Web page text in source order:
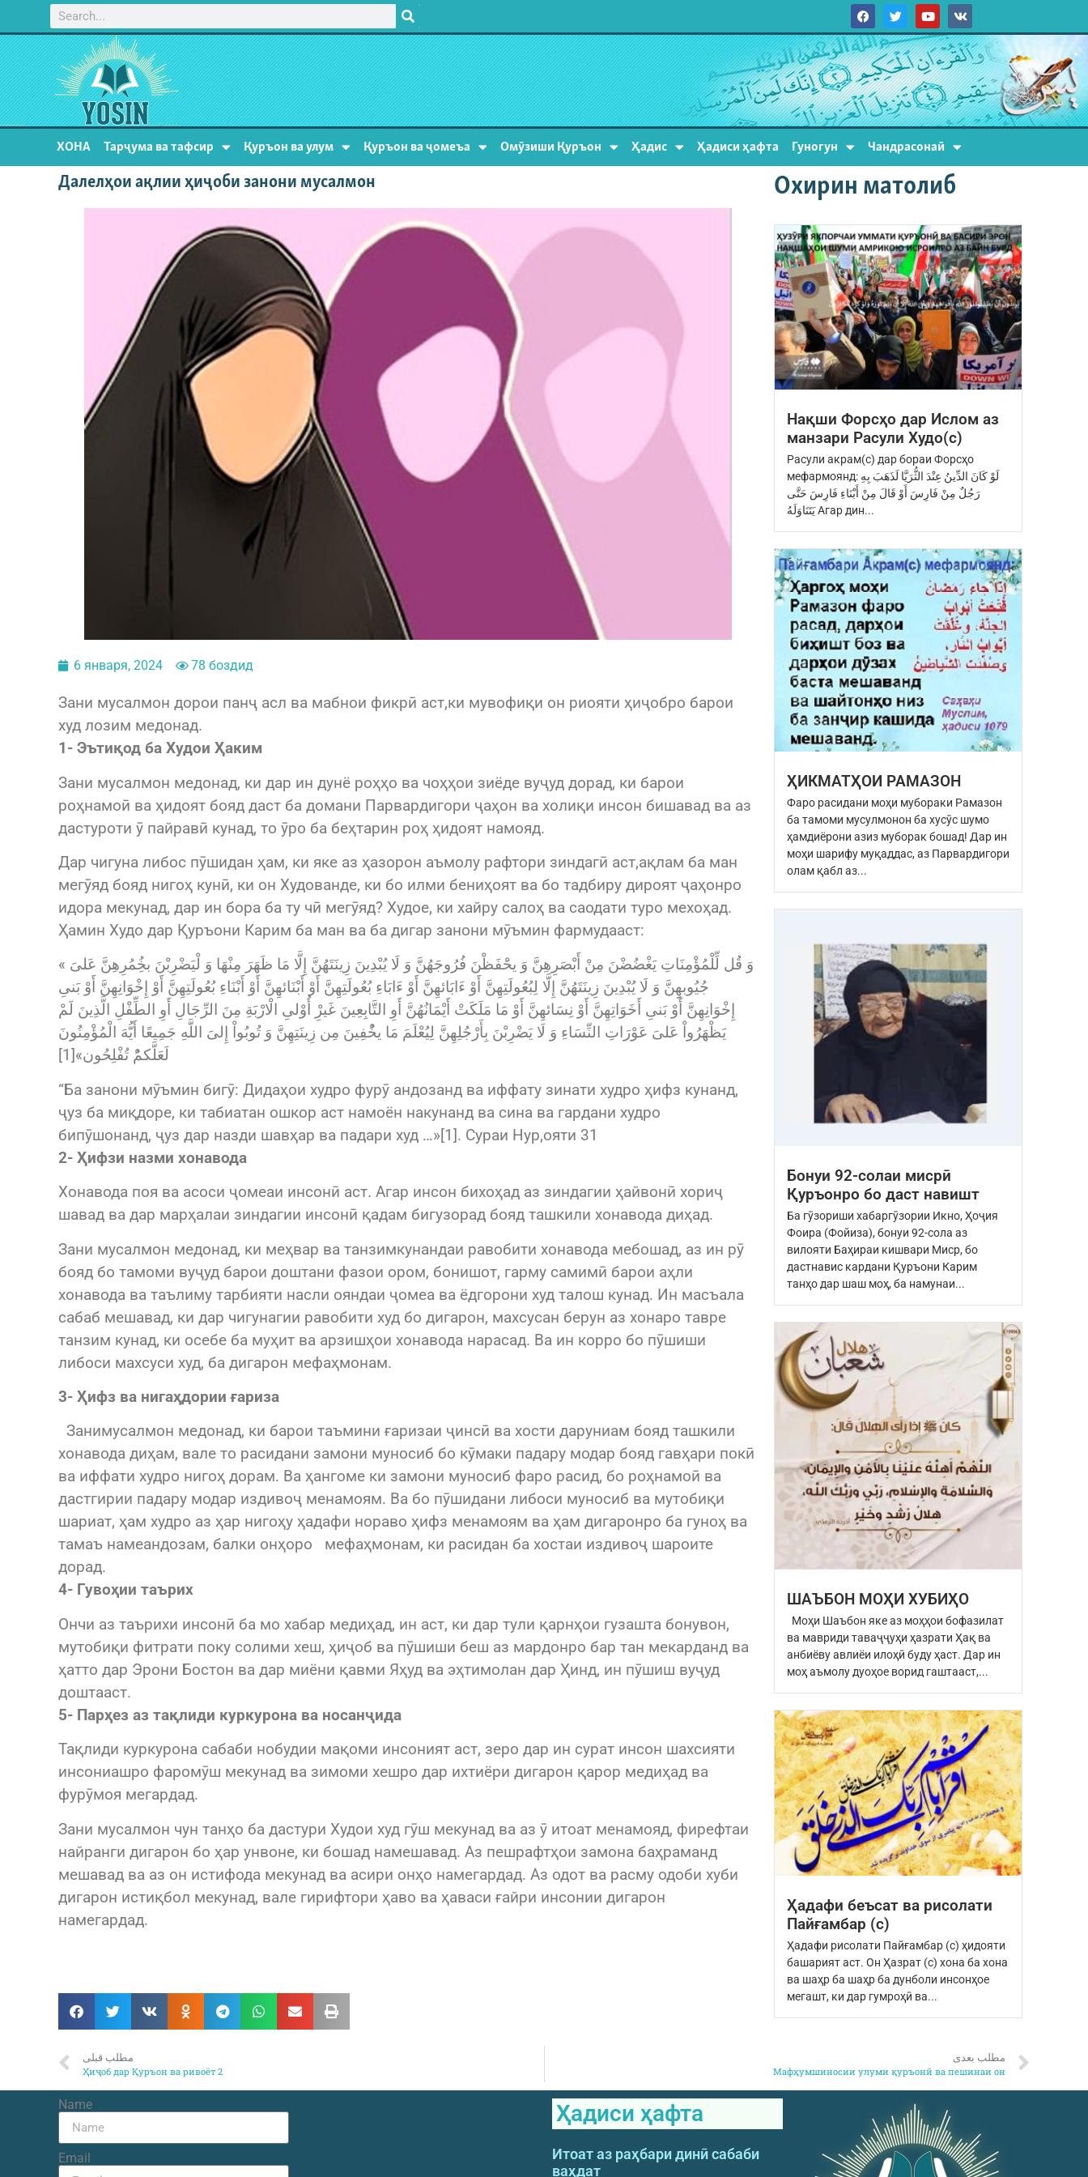
ХОНА Тарҷума ва тафсир Қуръон ва улум Қуръон ва ҷомеъа Омӯзиши Қуръон Ҳадис Ҳадиси ҳафта Гуногун Чандрасонаӣ
Далелҳои ақлии ҳиҷоби занони мусалмон
6 января, 2024 78 боздид
Зани мусалмон дорои панҷ асл ва мабнои фикрӣ аст,ки мувофиқи он риояти ҳиҷобро барои
худ лозим медонад.
1- Эътиқод ба Худои Ҳаким
Зани мусалмон медонад, ки дар ин дунё роҳҳо ва чоҳҳои зиёде вуҷуд дорад, ки барои
роҳнамоӣ ва ҳидоят бояд даст ба домани Парвардигори ҷаҳон ва холиқи инсон бишавад ва аз
дастуроти ӯ пайравӣ кунад, то ӯро ба беҳтарин роҳ ҳидоят намояд.
Дар чигуна либос пӯшидан ҳам, ки яке аз ҳазорон аъмолу рафтори зиндагӣ аст,ақлам ба ман
мегӯяд бояд нигоҳ кунӣ, ки он Худованде, ки бо илми бениҳоят ва бо тадбиру дироят ҷаҳонро
идора мекунад, дар ин бора ба ту чӣ мегӯяд? Худое, ки хайру салоҳ ва саодати туро мехоҳад.
Ҳамин Худо дар Қуръони Карим ба ман ва ба дигар занони мӯъмин фармудааст:
« وَ قُل لِّلْمُؤْمِنَاتِ يَغْضُضْنَ مِنْ أَبْصَرِهِنَّ وَ يحَْفَظْنَ فُرُوجَهُنَّ وَ لَا يُبْدِينَ زِينَتَهُنَّ إِلَّا مَا ظَهَرَ مِنْهَا وَ لْيَضْرِبْنَ بخُِمُرِهِنَّ عَلىَ‏
جُيُوبهِِنَّ وَ لَا يُبْدِينَ زِينَتَهُنَّ إِلَّا لِبُعُولَتِهِنَّ أَوْ ءَابَائهِنَّ أَوْ ءَابَاءِ بُعُولَتِهِنَّ أَوْ أَبْنَائهِنَّ أَوْ أَبْنَاءِ بُعُولَتِهِنَّ أَوْ إِخْوَانِهِنَّ أَوْ بَنىِ
إِخْوَانِهِنَّ أَوْ بَنىِ أَخَوَاتِهِنَّ أَوْ نِسَائهِنَّ أَوْ مَا مَلَكَتْ أَيْمَانُهُنَّ أَوِ التَّابِعِينَ غَيرِْ أُوْلىِ الْارْبَةِ مِنَ الرِّجَالِ أَوِ الطِّفْلِ الَّذِينَ لَمْ
يَظْهَرُواْ عَلىَ‏ عَوْرَاتِ النِّسَاءِ وَ لَا يَضْرِبْنَ بِأَرْجُلِهِنَّ لِيُعْلَمَ مَا يخُْفِينَ مِن زِينَتِهِنَّ وَ تُوبُواْ إِلىَ اللَّهِ جَمِيعًا أَيُّهَ الْمُؤْمِنُونَ
لَعَلَّكمُ‏ْ تُفْلِحُون»[1]
“Ба занони мӯъмин бигӯ: Дидаҳои худро фурӯ андозанд ва иффату зинати худро ҳифз кунанд,
ҷуз ба миқдоре, ки табиатан ошкор аст намоён накунанд ва сина ва гардани худро
бипӯшонанд, ҷуз дар назди шавҳар ва падари худ …»[1]. Сураи Нур,ояти 31
2- Ҳифзи назми хонавода
Хонавода поя ва асоси ҷомеаи инсонӣ аст. Агар инсон бихоҳад аз зиндагии ҳайвонӣ хориҷ
шавад ва дар марҳалаи зиндагии инсонӣ қадам бигузорад бояд ташкили хонавода диҳад.
Зани мусалмон медонад, ки меҳвар ва танзимкунандаи равобити хонавода мебошад, аз ин рӯ
бояд бо тамоми вуҷуд барои доштани фазои ором, бонишот, гарму самимӣ барои аҳли
хонавода ва таълиму тарбияти насли ояндаи ҷомеа ва ёдгорони худ талош кунад. Ин масъала
сабаб мешавад, ки дар чигунагии равобити худ бо дигарон, махсусан берун аз хонаро тавре
танзим кунад, ки осебе ба муҳит ва арзишҳои хонавода нарасад. Ва ин корро бо пӯшиши
либоси махсуси худ, ба дигарон мефаҳмонам.
3- Ҳифз ва нигаҳдории ғариза
Занимусалмон медонад, ки барои таъмини ғаризаи ҷинсӣ ва хости даруниам бояд ташкили
хонавода диҳам, вале то расидани замони муносиб бо кӯмаки падару модар бояд гавҳари покӣ
ва иффати худро нигоҳ дорам. Ва ҳангоме ки замони муносиб фаро расид, бо роҳнамоӣ ва
дастгирии падару модар издивоҷ менамоям. Ва бо пӯшидани либоси муносиб ва мутобиқи
шариат, ҳам худро аз ҳар нигоҳу ҳадафи нораво ҳифз менамоям ва ҳам дигаронро ба гуноҳ ва
тамаъ намеандозам, балки онҳоро мефаҳмонам, ки расидан ба хостаи издивоҷ шароите
дорад.
4- Гувоҳии таърих
Ончи аз таърихи инсонӣ ба мо хабар медиҳад, ин аст, ки дар тули қарнҳои гузашта бонувон,
мутобиқи фитрати поку солими хеш, ҳиҷоб ва пӯшиши беш аз мардонро бар тан мекарданд ва
ҳатто дар Эрони Бостон ва дар миёни қавми Яҳуд ва эҳтимолан дар Ҳинд, ин пӯшиш вуҷуд
доштааст.
5- Парҳез аз тақлиди куркурона ва носанҷида
Тақлиди куркурона сабаби нобудии мақоми инсоният аст, зеро дар ин сурат инсон шахсияти
инсониашро фаромӯш мекунад ва зимоми хешро дар ихтиёри дигарон қарор медиҳад ва
фурӯмоя мегардад.
Зани мусалмон чун танҳо ба дастури Худои худ гӯш мекунад ва аз ӯ итоат менамояд, фирефтаи
найранги дигарон бо ҳар унвоне, ки бошад намешавад. Аз пешрафтҳои замона баҳраманд
мешавад ва аз он истифода мекунад ва асири онҳо намегардад. Аз одот ва расму одоби хуби
дигарон истиқбол мекунад, вале гирифтори ҳаво ва ҳаваси ғайри инсонии дигарон
намегардад.
Охирин матолиб
Нақши Форсҳо дар Ислом аз
манзари Расули Худо(с)
Расули акрам(с) дар бораи Форсҳо
мефармоянд: ‏لَوْ كَانَ الدِّينُ عِنْدَ ‏الثُّرَيَّا‏ ‏لَذَهَبَ بِهِ
رَجُلٌ مِنْ فَارِسَ ‏أَوْ قَالَ مِنْ أَبْنَاءِ فَارِسَ ‏حَتَّى
يَتَنَاوَلَهُ Агар дин...
ҲИКМАТҲОИ РАМАЗОН
Фаро расидани моҳи мубораки Рамазон
ба тамоми мусулмонон ба хусӯс шумо
ҳамдиёрони азиз муборак бошад! Дар ин
моҳи шарифу муқаддас, аз Парвардигори
олам қабл аз...
Бонуи 92-солаи мисрӣ
Қуръонро бо даст навишт
Ба гӯзориши хабаргӯзории Икно, Ҳоҷия
Фоира (Фойиза), бонуи 92-сола аз
вилояти Баҳираи кишвари Миср, бо
дастнавис кардани Қуръони Карим
танҳо дар шаш моҳ, ба намунаи...
ШАЪБОН МОҲИ ХУБИҲО
Моҳи Шаъбон яке аз моҳҳои бофазилат
ва мавриди таваҷҷуҳи ҳазрати Ҳақ ва
анбиёву авлиёи илоҳӣ буду ҳаст. Дар ин
моҳ аъмолу дуоҳое ворид гаштааст,...
Ҳадафи беъсат ва рисолати
Пайғамбар (с)
Ҳадафи рисолати Пайғамбар (с) ҳидояти
башарият аст. Он Ҳазрат (с) хона ба хона
ва шаҳр ба шаҳр ба дунболи инсонҳое
мегашт, ки дар гумроҳӣ ва...
مطلب قبلی
Ҳиҷоб дар Қуръон ва ривоёт 2
مطلب بعدی
Мафҳумшиносии улуми қуръонӣ ва пешинаи он
Name
Email
Ҳадиси ҳафта
Итоат аз раҳбари динӣ сабаби
ваҳдат